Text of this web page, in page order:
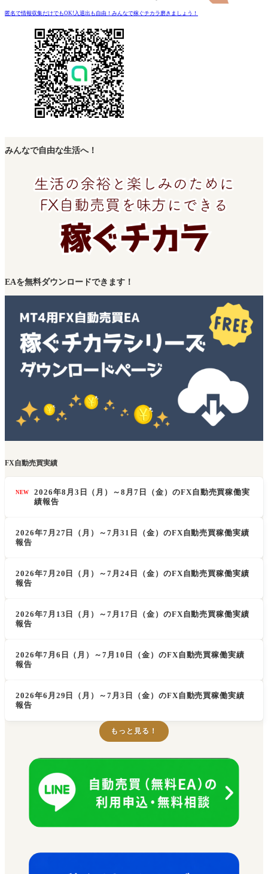
匿名で情報収集だけでもOK!入退出も自由！みんなで稼ぐチカラ磨きましょう！
みんなで自由な生活へ！
EAを無料ダウンロードできます！
FX自動売買実績
NEW
2026年8月3日（月）～8月7日（金）のFX自動売買稼働実
績報告
2026年7月27日（月）～7月31日（金）のFX自動売買稼働実績
報告
2026年7月20日（月）～7月24日（金）のFX自動売買稼働実績
報告
2026年7月13日（月）～7月17日（金）のFX自動売買稼働実績
報告
2026年7月6日（月）～7月10日（金）のFX自動売買稼働実績
報告
2026年6月29日（月）～7月3日（金）のFX自動売買稼働実績
報告
もっと見る！